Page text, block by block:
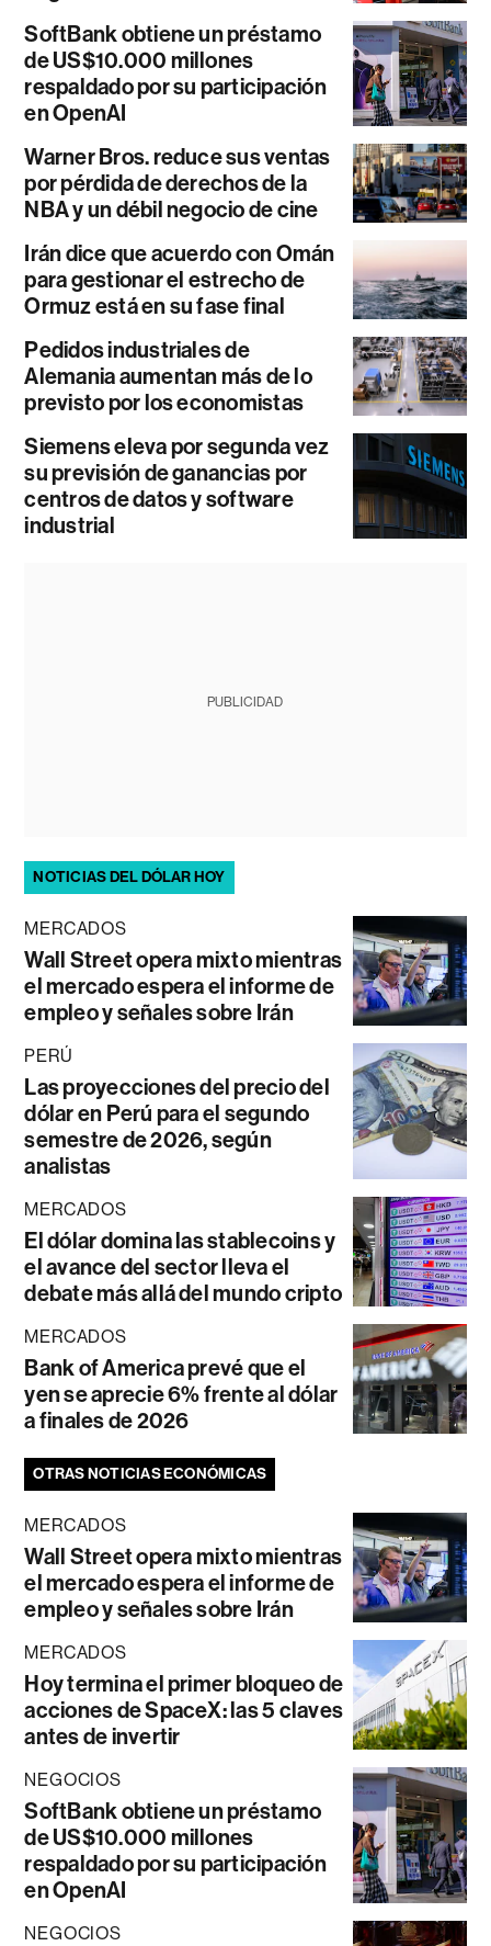
SoftBank obtiene un préstamo
de US$10.000 millones
respaldado por su participación
en OpenAI
Warner Bros. reduce sus ventas
por pérdida de derechos de la
NBA y un débil negocio de cine
Irán dice que acuerdo con Omán
para gestionar el estrecho de
Ormuz está en su fase final
Pedidos industriales de
Alemania aumentan más de lo
previsto por los economistas
Siemens eleva por segunda vez
su previsión de ganancias por
centros de datos y software
industrial
PUBLICIDAD
NOTICIAS DEL DÓLAR HOY
MERCADOS
Wall Street opera mixto mientras
el mercado espera el informe de
empleo y señales sobre Irán
PERÚ
Las proyecciones del precio del
dólar en Perú para el segundo
semestre de 2026, según
analistas
MERCADOS
El dólar domina las stablecoins y
el avance del sector lleva el
debate más allá del mundo cripto
MERCADOS
Bank of America prevé que el
yen se aprecie 6% frente al dólar
a finales de 2026
OTRAS NOTICIAS ECONÓMICAS
MERCADOS
Wall Street opera mixto mientras
el mercado espera el informe de
empleo y señales sobre Irán
MERCADOS
Hoy termina el primer bloqueo de
acciones de SpaceX: las 5 claves
antes de invertir
NEGOCIOS
SoftBank obtiene un préstamo
de US$10.000 millones
respaldado por su participación
en OpenAI
NEGOCIOS